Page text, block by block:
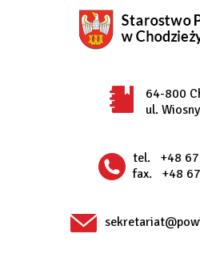
64-800
ul.
tel.
+48
fax.
+48